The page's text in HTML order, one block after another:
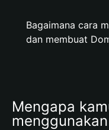
Bagaimana cara
dan membuat
Mengapa